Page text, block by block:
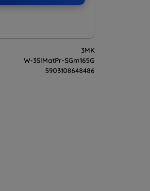
3MK
W-3SlMatPr-SGm165G
5903108648486